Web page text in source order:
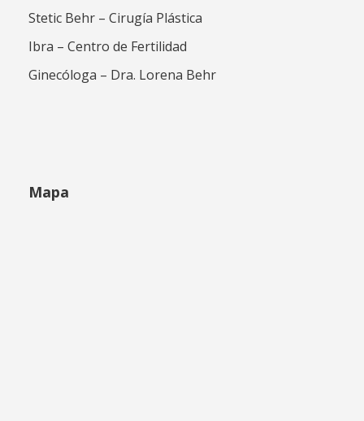
Stetic Behr – Cirugía Plástica
Ibra – Centro de Fertilidad
Ginecóloga – Dra. Lorena Behr
Mapa